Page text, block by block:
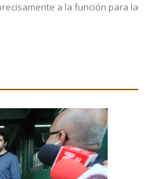
a la función para la